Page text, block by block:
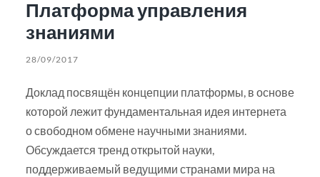
Платформа управления
знаниями
28/09/2017
Доклад посвящён концепции платформы, в основе
которой лежит фундаментальная идея интернета
о свободном обмене научными знаниями.
Обсуждается тренд открытой науки,
поддерживаемый ведущими странами мира на